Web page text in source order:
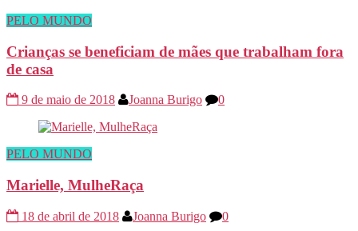
PELO MUNDO
Crianças se beneficiam de mães que trabalham fora
de casa
9 de maio de 2018 Joanna Burigo 0
PELO MUNDO
Marielle, MulheRaça
18 de abril de 2018 Joanna Burigo 0